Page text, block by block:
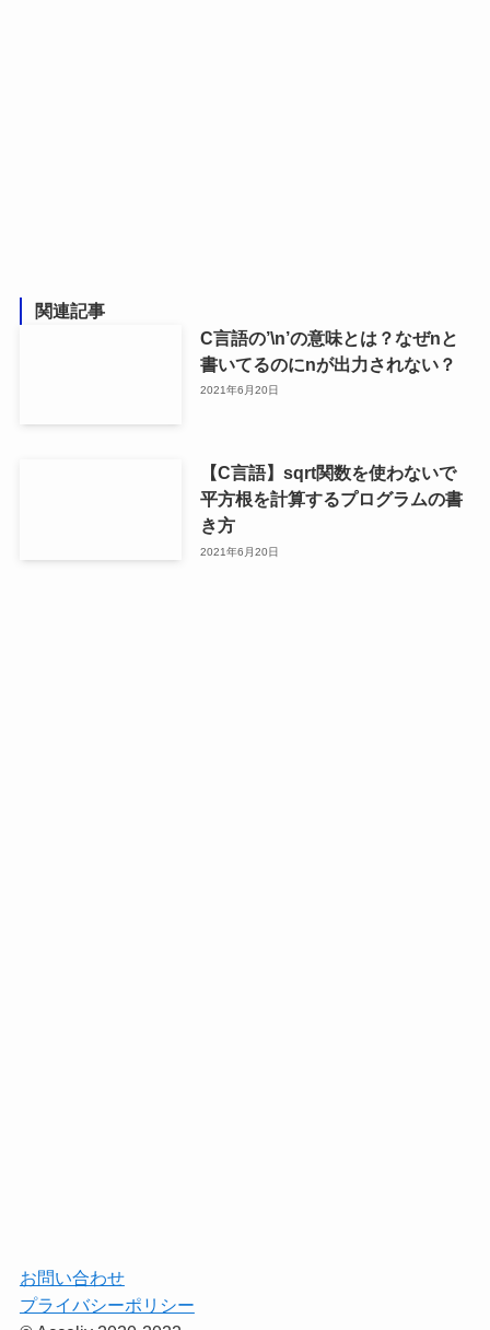
関連記事
C言語の’\n’の意味とは？なぜnと
書いてるのにnが出力されない？
2021年6月20日
【C言語】sqrt関数を使わないで
平方根を計算するプログラムの書
き方
2021年6月20日
お問い合わせ
プライバシーポリシー